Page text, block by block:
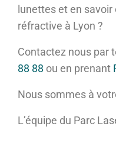
lunettes et en
réfractive à Lyon ?
Contactez nous par
88 88 ou en prenant
Nous sommes à
L’équipe du Parc